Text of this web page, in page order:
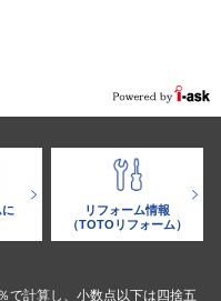
リフォーム情報
（TOTOリフォーム）
で計算し、小数点以下は四捨五